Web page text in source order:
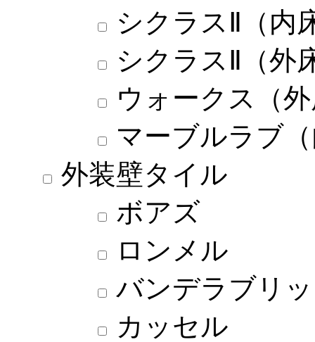
シクラスⅡ（内
シクラスⅡ（外
ウォークス（
マーブルラブ
外装壁タイル
ボアズ
ロンメル
バンデラブリ
カッセル